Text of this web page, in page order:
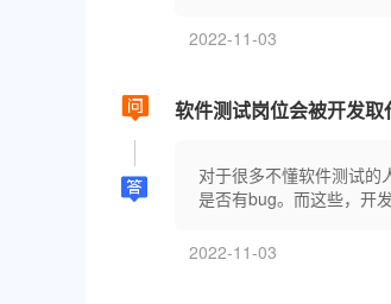
2022-11-03
软件测试岗位会被开发取
对于很多不懂软件测试的
是否有bug。而这些，开
2022-11-03